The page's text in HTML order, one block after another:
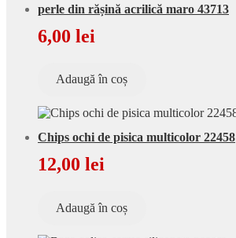
perle din rășină acrilică maro 43713
6,00 lei
Adaugă în coș
Chips ochi de pisica multicolor 22458
12,00 lei
Adaugă în coș